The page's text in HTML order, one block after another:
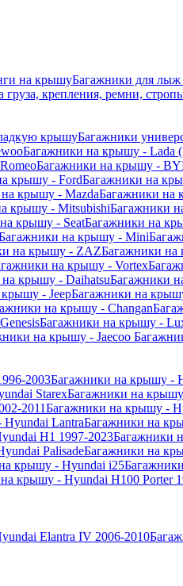
на крышуБагажники для лыж
груза, крепления, ремни,
крышуБагажники
Багажники на крышу - Lada
Багажники на крышу -
крышу - FordБагажники на
крышу - MazdaБагажники на
крышу - MitsubishiБагажники
крышу - SeatБагажники на
на крышу - Mini
на крышу - ZAZБагажники на
на крышу - Vortex
крышу - DaihatsuБагажники
- JeepБагажники на
на крышу - Changan
Багажники на крышу -
на крышу - Jaecoo
2003Багажники на крышу -
StarexБагажники на
2011Багажники на крышу -
LantraБагажники на
H1 1997-2023Багажники
PalisadeБагажники на
крышу - Hyundai i25
крышу - Hyundai H100 Porter
Elantra IV 2006-2010